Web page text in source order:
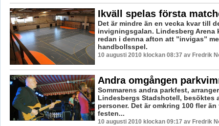
Ikväll spelas första
Det är mindre än en vecka kvar till
invigningsgalan. Lindesberg Arena
redan i denna afton att ”invigas”
handbollsspel.
10 augusti 2010 klockan 08:37 av Fredrik
Andra omgången
Sommarens andra parkfest,
Lindesbergs Stadshotell, besöktes
personer. Det är omkring 100 fler
festen...
10 augusti 2010 klockan 09:17 av Fredrik